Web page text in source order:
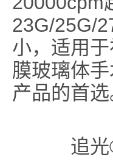
23G/25G/
小，适用
膜玻璃体
产品的首选
追